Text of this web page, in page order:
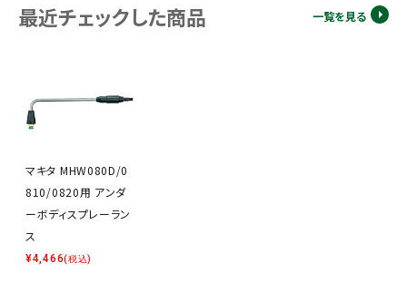
最近チェックした商品 一覧を見る
マキタ MHW080D/0
810/0820用 アンダ
ーボディスプレーラン
ス
¥4,466(税込)